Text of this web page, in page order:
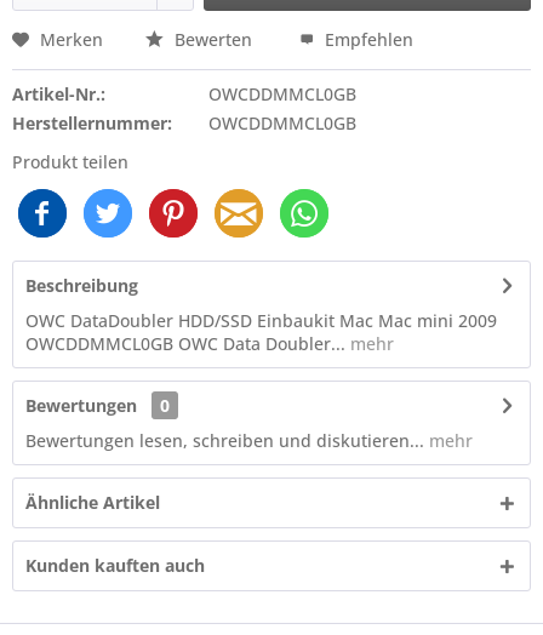
Merken Bewerten Empfehlen
Artikel-Nr.:
OWCDDMMCL0GB
Herstellernummer:
OWCDDMMCL0GB
Produkt teilen
Beschreibung
OWC DataDoubler HDD/SSD Einbaukit Mac Mac mini 2009
OWCDDMMCL0GB OWC Data Doubler... mehr
Bewertungen
0
Bewertungen lesen, schreiben und diskutieren... mehr
Ähnliche Artikel
Kunden kauften auch